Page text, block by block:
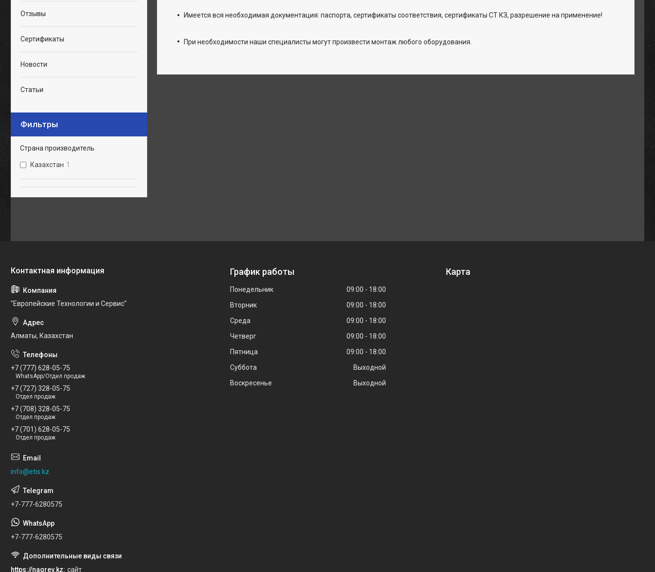
Имеется вся необходимая документация: паспорта, сертификаты соответствия, сертификаты СТ КЗ, разрешение на применение!
При необходимости наши специалисты могут произвести монтаж любого оборудования.
Отзывы
Сертификаты
Новости
Статьи
Фильтры
Страна производитель
Казахстан 1
"Европейские Технологии и Сервис"
Алматы, Казахстан
+7 (777) 628-05-75
WhatsApp/Отдел продаж
+7 (727) 328-05-75
Отдел продаж
+7 (708) 328-05-75
Отдел продаж
+7 (701) 628-05-75
Отдел продаж
info@etis.kz
+7-777-6280575
+7-777-6280575
https://nagrev.kz сайт
График работы
Понедельник 09:00
18:00
Вторник
09:00
18:00
Среда
09:00
18:00
Четверг
09:00
18:00
Пятница
09:00
18:00
Суббота
Выходной
Воскресенье
Выходной
Карта